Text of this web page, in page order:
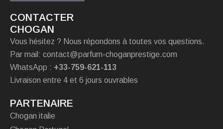
CONTACTER
CHOGAN
Vous hésitez ? Nous répondons à toutes vos questions.
Par mail: contact@parfum-choganprestige.com
WhatsApp : +33-759-621-113
Livraison entre 4 et 6 jours ouvrables
PARTENAIRE
Chogan italie